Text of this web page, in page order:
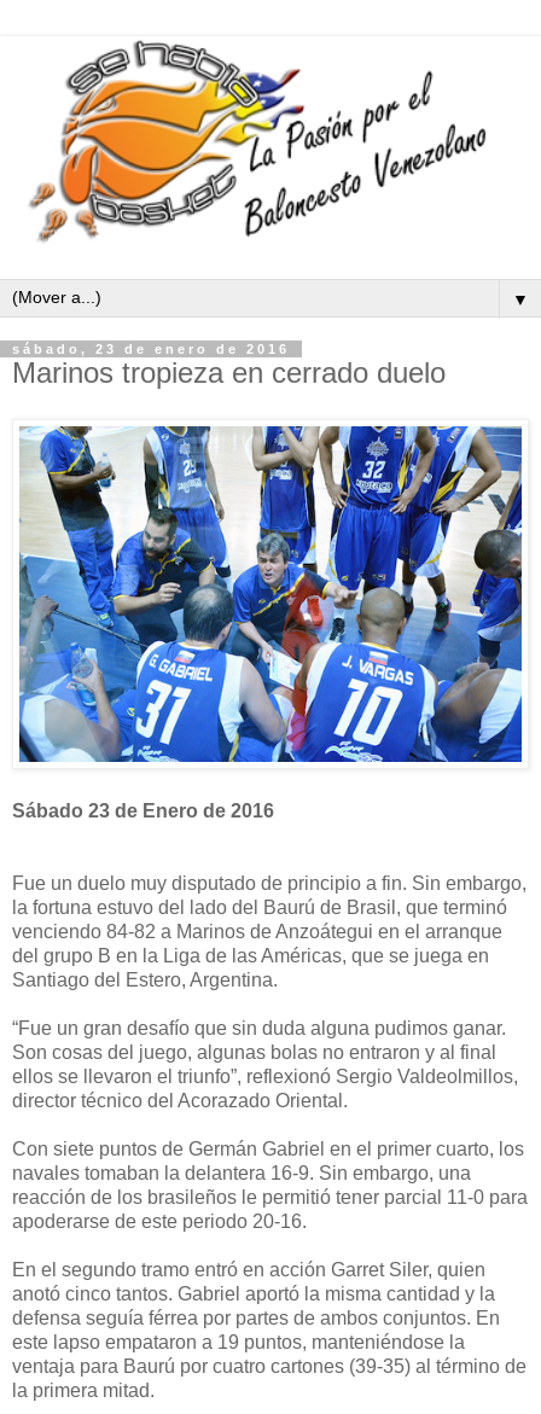
▼
sábado, 23 de enero de 2016
Marinos tropieza en cerrado duelo
Sábado 23 de Enero de 2016
Fue un duelo muy disputado de principio a fin. Sin embargo,
la fortuna estuvo del lado del Baurú de Brasil, que terminó
venciendo 84-82 a Marinos de Anzoátegui en el arranque
del grupo B en la Liga de las Américas, que se juega en
Santiago del Estero, Argentina.
“Fue un gran desafío que sin duda alguna pudimos ganar.
Son cosas del juego, algunas bolas no entraron y al final
ellos se llevaron el triunfo”, reflexionó Sergio Valdeolmillos,
director técnico del Acorazado Oriental.
Con siete puntos de Germán Gabriel en el primer cuarto, los
navales tomaban la delantera 16-9. Sin embargo, una
reacción de los brasileños le permitió tener parcial 11-0 para
apoderarse de este periodo 20-16.
En el segundo tramo entró en acción Garret Siler, quien
anotó cinco tantos. Gabriel aportó la misma cantidad y la
defensa seguía férrea por partes de ambos conjuntos. En
este lapso empataron a 19 puntos, manteniéndose la
ventaja para Baurú por cuatro cartones (39-35) al término de
la primera mitad.